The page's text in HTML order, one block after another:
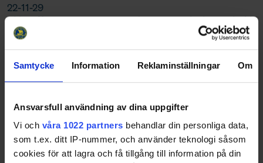
Samtycke Information Reklaminställningar Om
Ansvarsfull användning av dina uppgifter
Vi och våra 1022 partners behandlar din personliga data,
som t.ex. ditt IP-nummer, och använder teknologi såsom
cookies för att lagra och få tillgång till information på din
22-11-29
Vi har fått rapporter om att det ser ganska bra ut i Tkh
ute i föreningarna. Kul!
Organisation styrelsen
Efter årsmötet vi hade måndagen den 21/9 sattes en
ny organisation i förbundet. Det beslutades att Michel
Johansson blev ordförande. Stefan Johansson Kassör.
Jesper Eckers Utvecklingskommittén Mari…